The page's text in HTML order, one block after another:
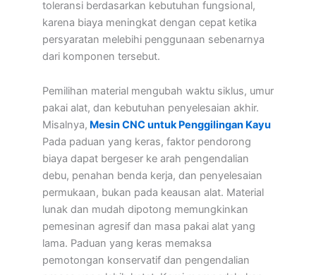
toleransi berdasarkan kebutuhan fungsional,
karena biaya meningkat dengan cepat ketika
persyaratan melebihi penggunaan sebenarnya
dari komponen tersebut.
Pemilihan material mengubah waktu siklus, umur
pakai alat, dan kebutuhan penyelesaian akhir.
Misalnya, Mesin CNC untuk Penggilingan Kayu
Pada paduan yang keras, faktor pendorong
biaya dapat bergeser ke arah pengendalian
debu, penahan benda kerja, dan penyelesaian
permukaan, bukan pada keausan alat. Material
lunak dan mudah dipotong memungkinkan
pemesinan agresif dan masa pakai alat yang
lama. Paduan yang keras memaksa
pemotongan konservatif dan pengendalian